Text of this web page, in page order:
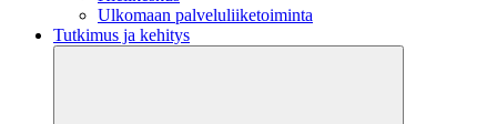
Ulkomaan palveluliiketoiminta
Tutkimus ja kehitys